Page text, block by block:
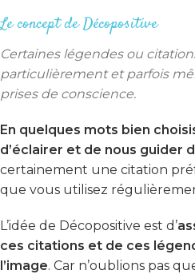
Le concept de Décopositive
Certaines légendes ou
particulièrement et parfois
prises de conscience.
En quelques mots bien
d’éclairer et de nous guider
certainement une citation
que vous utilisez
L’idée de Décopositive est d’
ces citations et de ces
l’image. Car n’oublions pas